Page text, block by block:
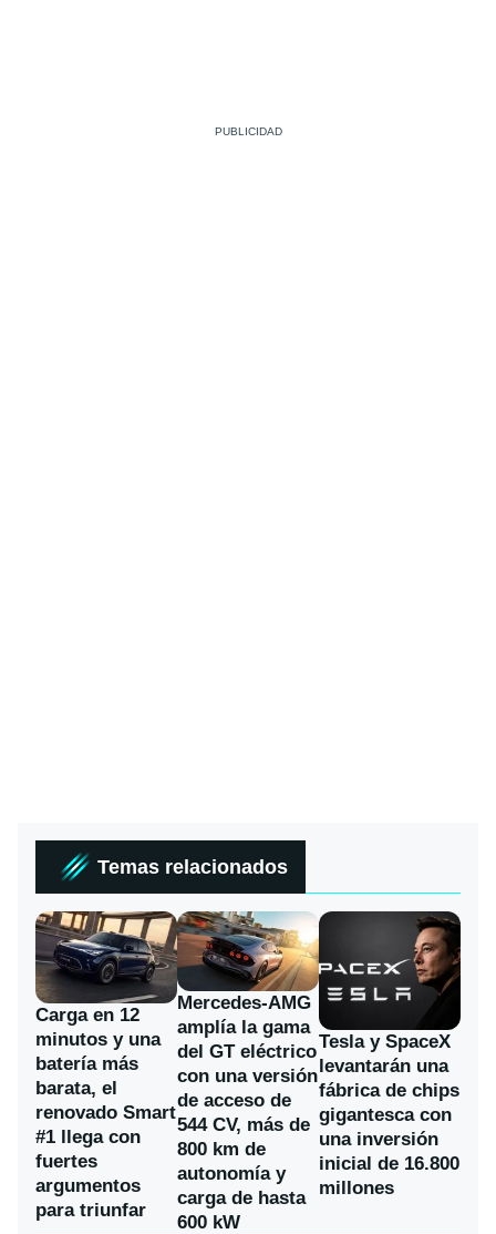
Temas relacionados
Carga en 12
minutos y una
batería más
barata, el
renovado Smart
#1 llega con
fuertes
argumentos
para triunfar
Mercedes-AMG
amplía la gama
del GT eléctrico
con una versión
de acceso de
544 CV, más de
800 km de
autonomía y
carga de hasta
600 kW
Tesla y SpaceX
levantarán una
fábrica de chips
gigantesca con
una inversión
inicial de 16.800
millones